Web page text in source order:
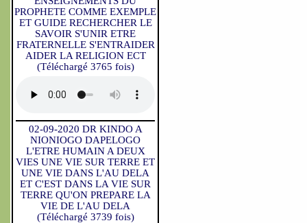
PROPHETE COMME EXEMPLE
ET GUIDE RECHERCHER LE
SAVOIR S'UNIR ETRE
FRATERNELLE S'ENTRAIDER
AIDER LA RELIGION ECT
(Téléchargé 3765 fois)
02-09-2020 DR KINDO A
NIONIOGO DAPELOGO
L'ETRE HUMAIN A DEUX
VIES UNE VIE SUR TERRE ET
UNE VIE DANS L'AU DELA
ET C'EST DANS LA VIE SUR
TERRE QU'ON PREPARE LA
VIE DE L'AU DELA
(Téléchargé 3739 fois)